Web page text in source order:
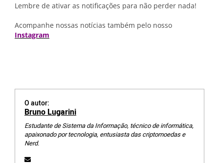
Lembre de ativar as notificações para não perder nada!
Acompanhe nossas notícias também pelo nosso
Instagram
O autor:
Bruno Lugarini
Estudante de Sistema da Informação, técnico de informática,
apaixonado por tecnologia, entusiasta das criptomoedas e
Nerd.